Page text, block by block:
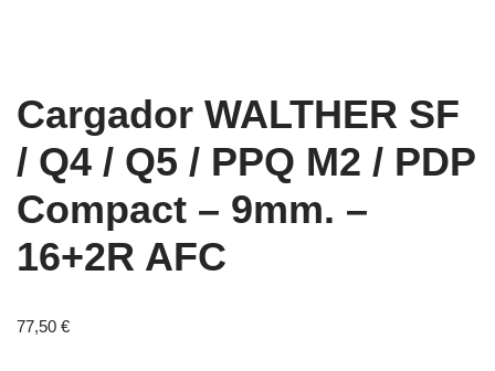
Cargador WALTHER SF
/ Q4 / Q5 / PPQ M2 / PDP
Compact – 9mm. –
16+2R AFC
77,50 €